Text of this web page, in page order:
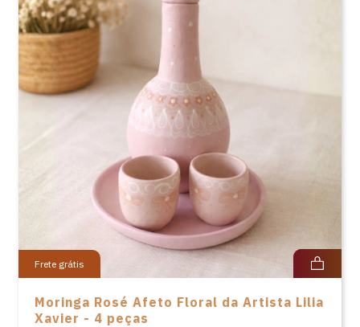
Frete grátis
Moringa Rosé Afeto Floral da Artista Lilia
Xavier - 4 peças